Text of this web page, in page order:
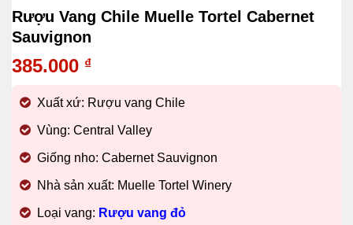
Rượu Vang Chile Muelle Tortel Cabernet
Sauvignon
385.000 ₫
Xuất xứ: Rượu vang Chile
Vùng: Central Valley
Giống nho: Cabernet Sauvignon
Nhà sản xuất: Muelle Tortel Winery
Loại vang: Rượu vang đỏ